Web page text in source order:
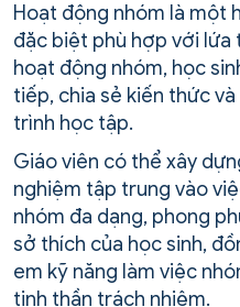
Hoạt động nhóm là một
đặc biệt phù hợp với lứa
hoạt động nhóm, học
tiếp, chia sẻ kiến thức
trình học tập.
Giáo viên có thể xây
nghiệm tập trung vào
nhóm đa dạng, phong
sở thích của học sinh,
em kỹ năng làm việc
tinh thần trách nhiệm.